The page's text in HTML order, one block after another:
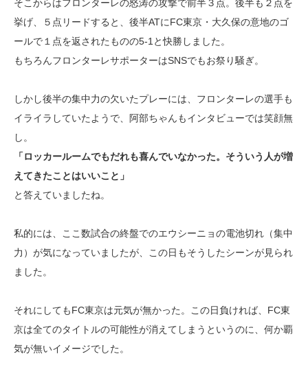
そこからはフロンターレの怒涛の攻撃で前半３点。後半も２点を
挙げ、５点リードすると、後半ATにFC東京・大久保の意地のゴ
ールで１点を返されたものの5-1と快勝しました。
もちろんフロンターレサポーターはSNSでもお祭り騒ぎ。
しかし後半の集中力の欠いたプレーには、フロンターレの選手も
イライラしていたようで、阿部ちゃんもインタビューでは笑顔無
し。
「ロッカールームでもだれも喜んでいなかった。そういう人が増
えてきたことはいいこと」
と答えていましたね。
私的には、ここ数試合の終盤でのエウシーニョの電池切れ（集中
力）が気になっていましたが、この日もそうしたシーンが見られ
ました。
それにしてもFC東京は元気が無かった。この日負ければ、FC東
京は全てのタイトルの可能性が消えてしまうというのに、何か覇
気が無いイメージでした。